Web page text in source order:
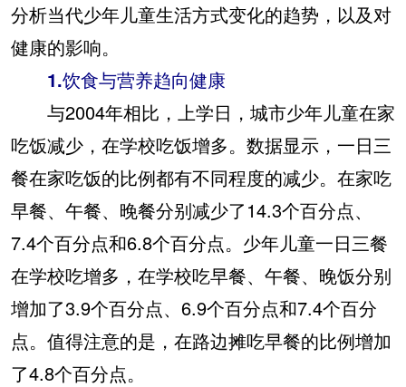
分析当代少年儿童生活方式变化的趋势，以及对
健康的影响。
1.饮食与营养趋向健康
与2004年相比，上学日，城市少年儿童在家
吃饭减少，在学校吃饭增多。数据显示，一日三
餐在家吃饭的比例都有不同程度的减少。在家吃
早餐、午餐、晚餐分别减少了14.3个百分点、
7.4个百分点和6.8个百分点。少年儿童一日三餐
在学校吃增多，在学校吃早餐、午餐、晚饭分别
增加了3.9个百分点、6.9个百分点和7.4个百分
点。值得注意的是，在路边摊吃早餐的比例增加
了4.8个百分点。